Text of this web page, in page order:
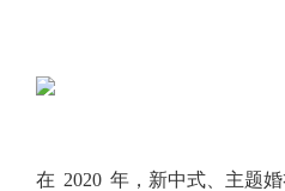
在 2020 年，新中式、主题